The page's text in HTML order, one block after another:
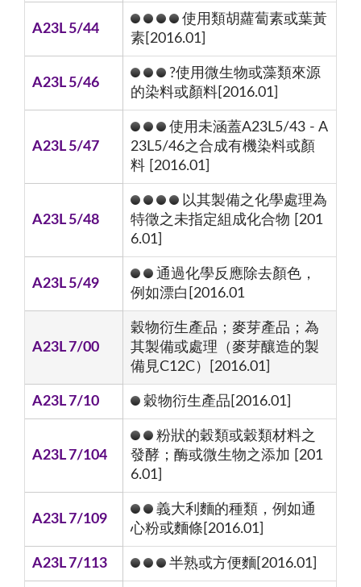
A23L 5/44
使用類胡蘿蔔素或葉黃
素[2016.01]
A23L 5/46
?使用微生物或藻類來源
的染料或顏料[2016.01]
A23L 5/47
使用未涵蓋A23L5/43 - A
23L5/46之合成有機染料或顏
料 [2016.01]
A23L 5/48
以其製備之化學處理為
特徵之未指定組成化合物 [201
6.01]
A23L 5/49
通過化學反應除去顏色，
例如漂白[2016.01
A23L 7/00
穀物衍生產品；麥芽產品；為
其製備或處理（麥芽釀造的製
備見C12C）[2016.01]
A23L 7/10 穀物衍生產品[2016.01]
A23L 7/104
粉狀的穀類或穀類材料之
發酵；酶或微生物之添加 [201
6.01]
A23L 7/109
義大利麵的種類，例如通
心粉或麵條[2016.01]
A23L 7/113 半熟或方便麵[2016.01]